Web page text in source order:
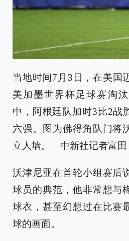
当地时间7月3日，在美国
美加墨世界杯足球赛淘
中，阿根廷队加时3比2战
六强。图为佛得角队门将
立人墙。 中新社记者富田
沃津尼亚在首轮小组赛后
球员的典范，他非常想与
球衣，甚至幻想过在比赛
球的画面。